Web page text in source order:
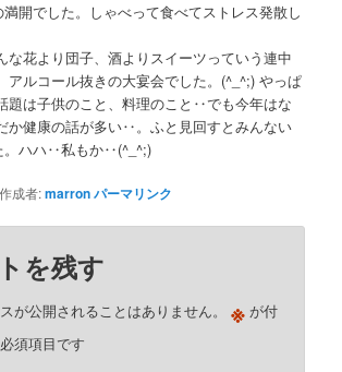
開でした。しゃべって食べてストレス発散し
な花より団子、酒よりスイーツっていう連中
アルコール抜きの大宴会でした。(^_^;) やっぱ
題は子供のこと、料理のこと‥でも今年はな
か健康の話が多い‥。ふと見回すとみんない
。ハハ‥私もか‥(^_^;)
成者:marronパーマリンク
を残す
が公開されることはありません。 ※ が付
須項目です